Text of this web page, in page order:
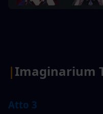
|Imaginarium
Atto 3